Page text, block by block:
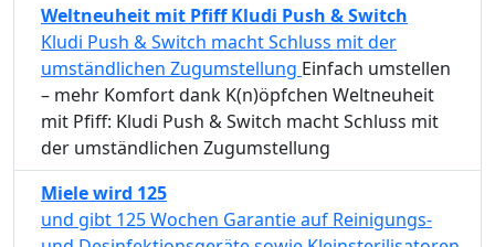
Weltneuheit mit Pfiff Kludi Push & Switch
Kludi Push & Switch macht Schluss mit der
umständlichen Zugumstellung Einfach umstellen
– mehr Komfort dank K(n)öpfchen Weltneuheit
mit Pfiff: Kludi Push & Switch macht Schluss mit
der umständlichen Zugumstellung
Miele wird 125
und gibt 125 Wochen Garantie auf Reinigungs-